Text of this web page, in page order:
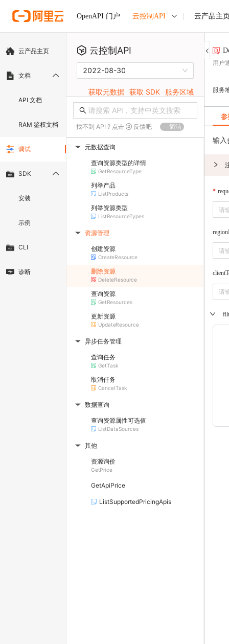
OpenAPI 门户 云控制API 云产品主
云产品主页
文档
API 文档
RAM 鉴权文档
调试
SDK
安装
示例
CLI
诊断
云控制API
2022-08-30
获取元数据 获取 SDK 服务区域
找不到 API ? 点击 反馈吧 简洁
▶ 元数据查询
查询资源类型的详情
GetResourceType
列举产品
ListProducts
列举资源类型
ListResourceTypes
▶ 资源管理
创建资源
CreateResource
删除资源
DeleteResource
查询资源
GetResources
更新资源
UpdateResource
▶ 异步任务管理
查询任务
GetTask
取消任务
CancelTask
▶ 数据查询
查询资源属性可选值
ListDataSources
▶ 其他
资源询价
GetPrice
GetApiPrice
ListSupportedPricingApis
用户
服务
输入